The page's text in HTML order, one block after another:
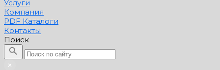
Услуги
Компания
PDF Каталоги
Контакты
Поиск